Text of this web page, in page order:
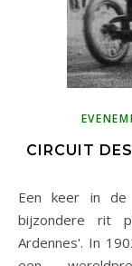
CIRCUIT
Een keer in de drie jaar vindt in de Ardennen een
bijzondere rit
Ardennes'. In